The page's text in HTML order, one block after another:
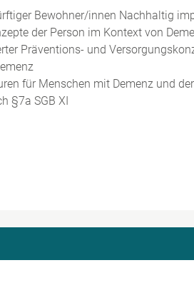
Bewohner/innen Nachhaltig
der Person im Kontext von
Präventions- und
für Menschen mit Demenz und
§7a SGB XI